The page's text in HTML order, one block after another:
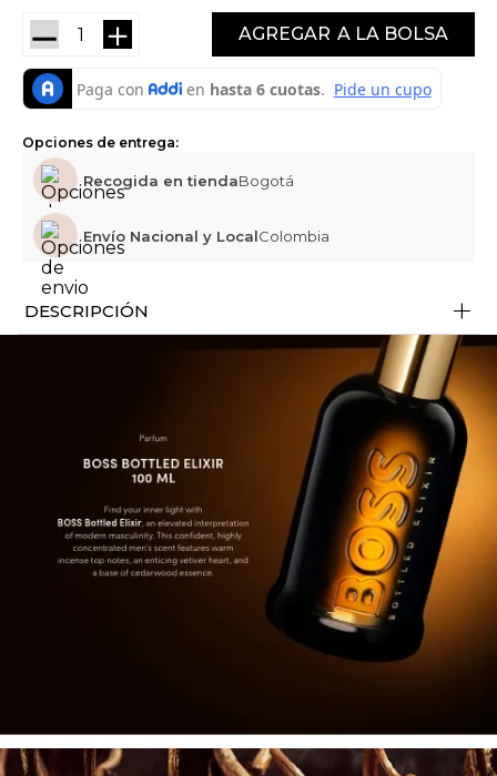
＋
－ AGREGAR
Opciones de entrega:
Recogida en tiendaBogotá
Envío Nacional y LocalColombia
DESCRIPCIÓN +